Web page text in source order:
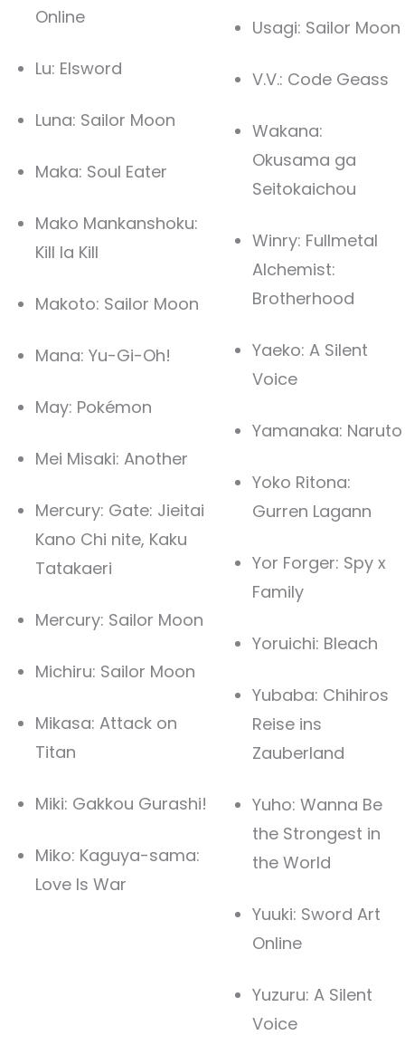
Online
Lu: Elsword
Luna: Sailor Moon
Maka: Soul Eater
Mako Mankanshoku:
Kill la Kill
Makoto: Sailor Moon
Mana: Yu-Gi-Oh!
May: Pokémon
Mei Misaki: Another
Mercury: Gate: Jieitai
Kano Chi nite, Kaku
Tatakaeri
Mercury: Sailor Moon
Michiru: Sailor Moon
Mikasa: Attack on
Titan
Miki: Gakkou Gurashi!
Miko: Kaguya-sama:
Love Is War
Usagi: Sailor Moon
V.V.: Code Geass
Wakana:
Okusama ga
Seitokaichou
Winry: Fullmetal
Alchemist:
Brotherhood
Yaeko: A Silent
Voice
Yamanaka: Naruto
Yoko Ritona:
Gurren Lagann
Yor Forger: Spy x
Family
Yoruichi: Bleach
Yubaba: Chihiros
Reise ins
Zauberland
Yuho: Wanna Be
the Strongest in
the World
Yuuki: Sword Art
Online
Yuzuru: A Silent
Voice